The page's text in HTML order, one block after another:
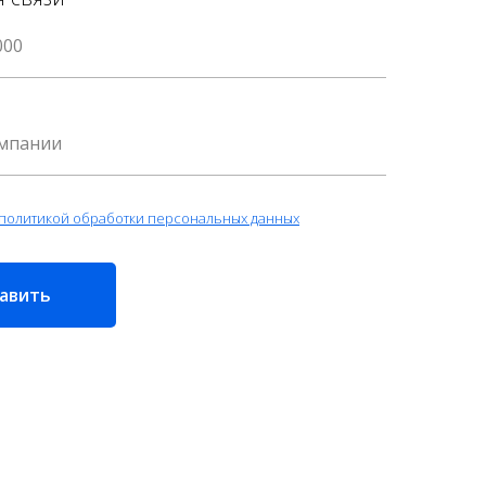
политикой обработки персональных данных